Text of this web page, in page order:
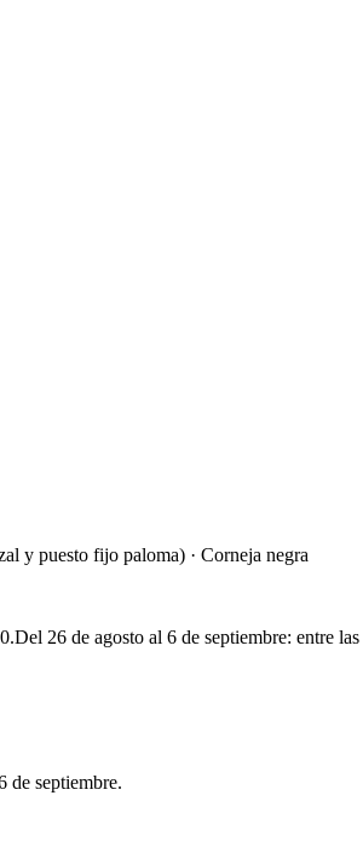
y puesto fijo paloma) · Corneja negra
26 de agosto al 6 de septiembre: entre
de septiembre.